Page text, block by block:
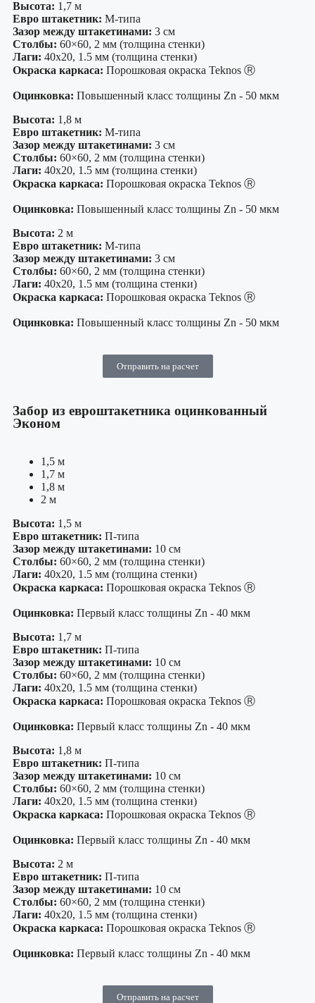
Высота: 1,7 м
Евро штакетник: М-типа
Зазор между штакетинами: 3 см
Столбы: 60×60, 2 мм (толщина стенки)
Лаги: 40х20, 1.5 мм (толщина стенки)
Окраска каркаса: Порошковая окраска Teknos Ⓡ
Оцинковка: Повышенный класс толщины Zn - 50 мкм
Высота: 1,8 м
Евро штакетник: М-типа
Зазор между штакетинами: 3 см
Столбы: 60×60, 2 мм (толщина стенки)
Лаги: 40х20, 1.5 мм (толщина стенки)
Окраска каркаса: Порошковая окраска Teknos Ⓡ
Оцинковка: Повышенный класс толщины Zn - 50 мкм
Высота: 2 м
Евро штакетник: М-типа
Зазор между штакетинами: 3 см
Столбы: 60×60, 2 мм (толщина стенки)
Лаги: 40х20, 1.5 мм (толщина стенки)
Окраска каркаса: Порошковая окраска Teknos Ⓡ
Оцинковка: Повышенный класс толщины Zn - 50 мкм
Отправить на расчет
Забор из евроштакетника оцинкованный
Эконом
1,5 м
1,7 м
1,8 м
2 м
Высота: 1,5 м
Евро штакетник: П-типа
Зазор между штакетинами: 10 см
Столбы: 60×60, 2 мм (толщина стенки)
Лаги: 40х20, 1.5 мм (толщина стенки)
Окраска каркаса: Порошковая окраска Teknos Ⓡ
Оцинковка: Первый класс толщины Zn - 40 мкм
Высота: 1,7 м
Евро штакетник: П-типа
Зазор между штакетинами: 10 см
Столбы: 60×60, 2 мм (толщина стенки)
Лаги: 40х20, 1.5 мм (толщина стенки)
Окраска каркаса: Порошковая окраска Teknos Ⓡ
Оцинковка: Первый класс толщины Zn - 40 мкм
Высота: 1,8 м
Евро штакетник: П-типа
Зазор между штакетинами: 10 см
Столбы: 60×60, 2 мм (толщина стенки)
Лаги: 40х20, 1.5 мм (толщина стенки)
Окраска каркаса: Порошковая окраска Teknos Ⓡ
Оцинковка: Первый класс толщины Zn - 40 мкм
Высота: 2 м
Евро штакетник: П-типа
Зазор между штакетинами: 10 см
Столбы: 60×60, 2 мм (толщина стенки)
Лаги: 40х20, 1.5 мм (толщина стенки)
Окраска каркаса: Порошковая окраска Teknos Ⓡ
Оцинковка: Первый класс толщины Zn - 40 мкм
Отправить на расчет